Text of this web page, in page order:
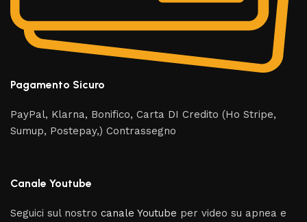
Pagamento Sicuro
PayPal, Klarna, Bonifico, Carta DI Credito (Ho Stripe,
Sumup, Postepay,) Contrassegno
Canale Youtube
Seguici sul nostrocanale Youtube per video su apnea e